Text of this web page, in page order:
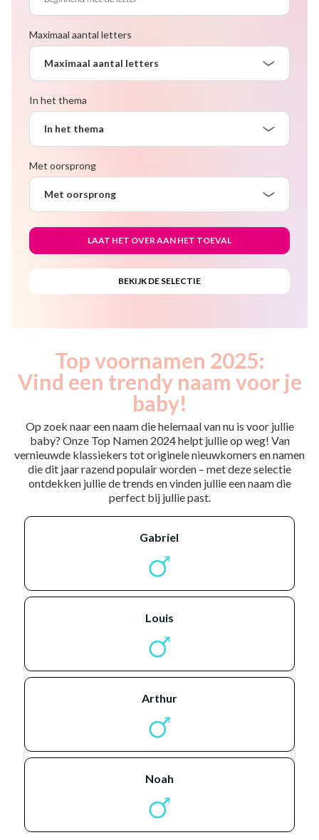
Maximaal aantal letters
Maximaal aantal letters
In het thema
In het thema
Met oorsprong
Met oorsprong
Top voornamen 2025:
Vind een trendy naam voor je
baby!
Op zoek naar een naam die helemaal van nu is voor jullie
baby? Onze Top Namen 2024 helpt jullie op weg! Van
vernieuwde klassiekers tot originele nieuwkomers en namen
die dit jaar razend populair worden – met deze selectie
ontdekken jullie de trends en vinden jullie een naam die
perfect bij jullie past.
gabriel
louis
arthur
noah